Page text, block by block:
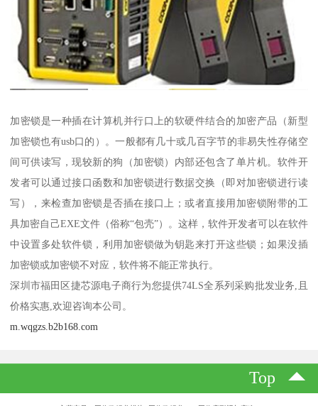
加密锁是一种插在计算机并行口上的软硬件结合的加密产品（新型
加密锁也有usb口的）。一般都有几十或几百字节的非易失性存储空
间可供读写，现较新的狗（加密锁）内部还包含了单片机。软件开
发者可以通过接口函数和加密锁进行数据交换（即对加密锁进行读
写），来检查加密锁是否插在接口上；或者直接用加密锁附带的工
具加密自己EXE文件（俗称“包壳”）。这样，软件开发者可以在软件
中设置多处软件锁，利用加密锁做为钥匙来打开这些锁；如果没插
加密锁或加密锁不对应，软件将不能正常执行。
深圳市福田区捷芯源电子商行为您提供74LS全系列采购批发业务,且
价格实惠,欢迎咨询本公司。
m.wqgzs.b2b168.com
Top